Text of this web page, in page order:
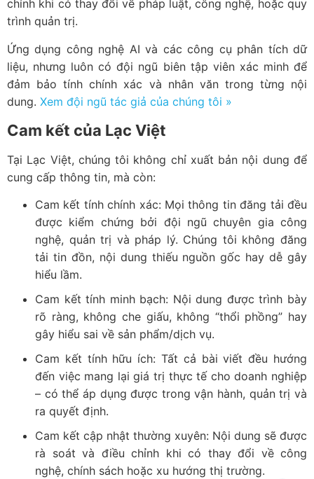
chỉnh khi có thay đổi về pháp luật, công nghệ, hoặc quy
trình quản trị.
Ứng dụng công nghệ AI và các công cụ phân tích dữ
liệu, nhưng luôn có đội ngũ biên tập viên xác minh để
đảm bảo tính chính xác và nhân văn trong từng nội
dung. Xem đội ngũ tác giả của chúng tôi »
Cam kết của Lạc Việt
Tại Lạc Việt, chúng tôi không chỉ xuất bản nội dung để
cung cấp thông tin, mà còn:
Cam kết tính chính xác: Mọi thông tin đăng tải đều
được kiểm chứng bởi đội ngũ chuyên gia công
nghệ, quản trị và pháp lý. Chúng tôi không đăng
tải tin đồn, nội dung thiếu nguồn gốc hay dễ gây
hiểu lầm.
Cam kết tính minh bạch: Nội dung được trình bày
rõ ràng, không che giấu, không “thổi phồng” hay
gây hiểu sai về sản phẩm/dịch vụ.
Cam kết tính hữu ích: Tất cả bài viết đều hướng
đến việc mang lại giá trị thực tế cho doanh nghiệp
– có thể áp dụng được trong vận hành, quản trị và
ra quyết định.
Cam kết cập nhật thường xuyên: Nội dung sẽ được
rà soát và điều chỉnh khi có thay đổi về công
nghệ, chính sách hoặc xu hướng thị trường.